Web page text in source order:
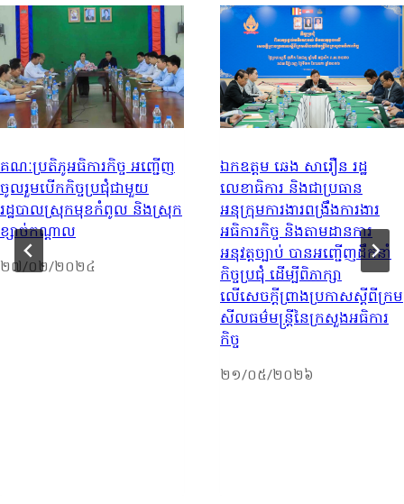
គណៈ​ប្រតិភូ​អធិការកិច្ច​ អញ្ជើញ​
ចូលរួម​បេីក​កិច្ច​ប្រជុំ​ជាមួយ​
រដ្ឋបាល​ស្រុក​មុខ​កំពូល​ និង​ស្រុក​
ខ្សាច់កណ្ដាល​
២៧/០២/២០២៤
ឯកឧត្តម ឆេង សារឿន រដ្ឋ
លេខាធិការ និងជាប្រធាន
អនុក្រុមការងារពង្រឹងការងារ
អធិការកិច្ច និងតាមដានការ
អនុវត្តច្បាប់ បានអញ្ជើញដឹកនាំ
កិច្ចប្រជុំ ដើម្បីពិភាក្សា
លើសេចក្តីព្រាងប្រកាសស្តីពីក្រម
សីលធម៌មន្ត្រីនៃក្រសួងអធិការ
កិច្ច
២១/០៥/២០២៦